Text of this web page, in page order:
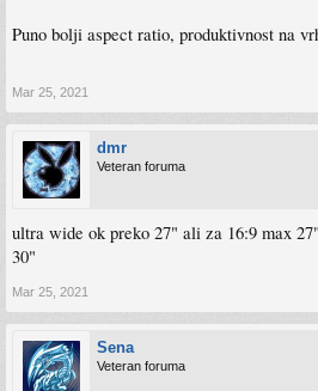
Puno bolji aspect ratio, produktivnost na
Mar 25, 2021
dmr
Veteran foruma
ultra wide ok preko 27" ali za 16:9 max
30"
Mar 25, 2021
Sena
Veteran foruma